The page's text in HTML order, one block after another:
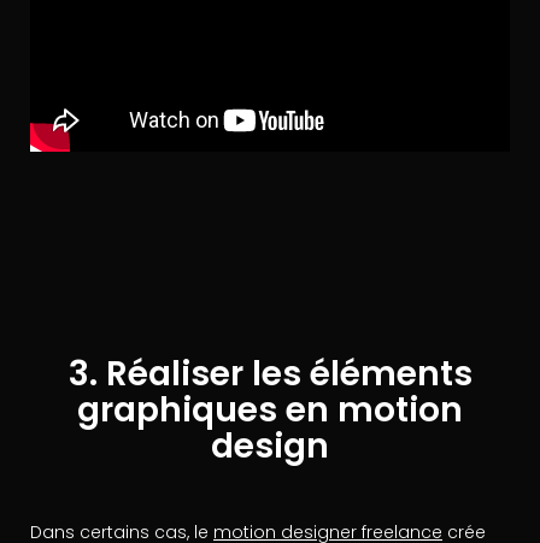
3. Réaliser les éléments
graphiques en motion
design
Dans certains cas, le motion designer freelance crée